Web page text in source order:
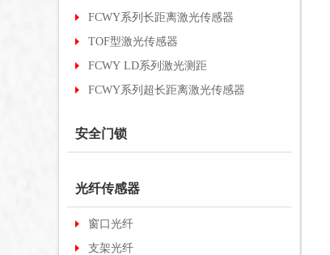
FCWY系列长距离激光传感器
TOF型激光传感器
FCWY LD系列激光测距
FCWY系列超长距离激光传感器
安全门锁
光纤传感器
窗口光纤
支架光纤